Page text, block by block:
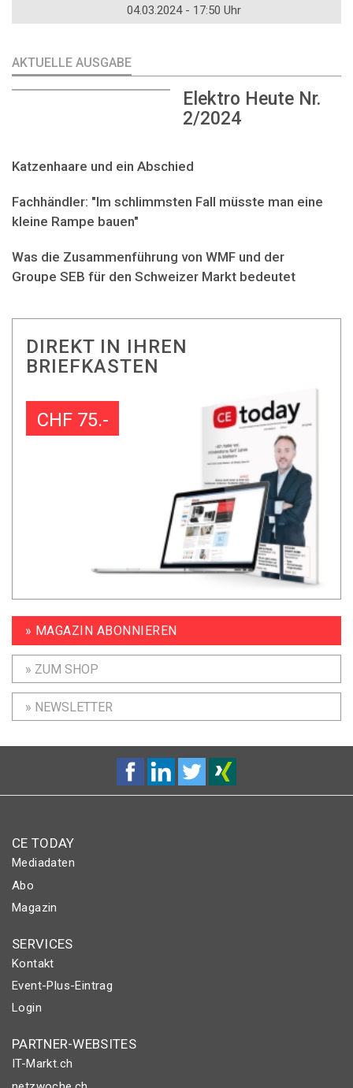
04.03.2024 - 17:50 Uhr
AKTUELLE AUSGABE
Elektro Heute Nr.
2/2024
Katzenhaare und ein Abschied
Fachhändler: "Im schlimmsten Fall müsste man eine
kleine Rampe bauen"
Was die Zusammenführung von WMF und der
Groupe SEB für den Schweizer Markt bedeutet
DIREKT IN IHREN
BRIEFKASTEN
CHF 75.-
» MAGAZIN ABONNIEREN
» ZUM SHOP
» NEWSLETTER
CE TODAY
Mediadaten
Abo
Magazin
SERVICES
Kontakt
Event-Plus-Eintrag
Login
PARTNER-WEBSITES
IT-Markt.ch